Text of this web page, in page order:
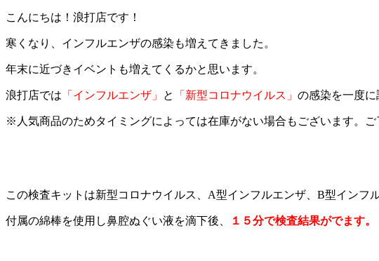
こんにちは！浪打店です！
寒くなり、インフルエンザの感染も増えてきました。
年末に近づきイベントも増えてくるかと思います。
浪打店では 「インフルエンザ」 と 「新型コロナウイルス」 の感染を一度
※人気商品のためタイミングによっては在庫がない場合もございます。ご
この検査キットは新型コロナウイルス、A型インフルエンザ、B型インフ
付属の綿棒を使用し鼻腔ぬぐい液を滴下後、 １５分で検査結果がでます。